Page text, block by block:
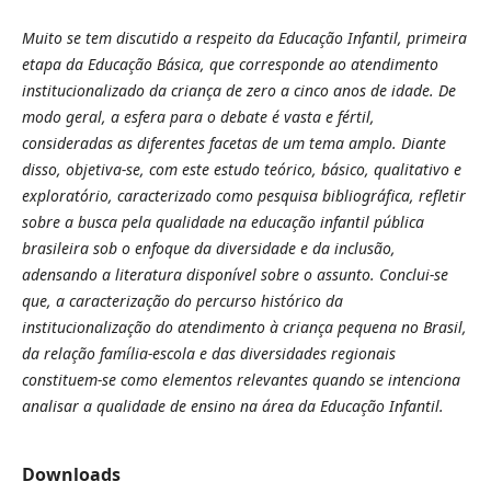
Muito se tem discutido a respeito da Educação Infantil, primeira
etapa da Educação Básica, que corresponde ao atendimento
institucionalizado da criança de zero a cinco anos de idade. De
modo geral, a esfera para o debate é vasta e fértil,
consideradas as diferentes facetas de um tema amplo. Diante
disso, objetiva-se, com este estudo teórico, básico, qualitativo e
exploratório, caracterizado como pesquisa bibliográfica, refletir
sobre a busca pela qualidade na educação infantil pública
brasileira sob o enfoque da diversidade e da inclusão,
adensando a literatura disponível sobre o assunto. Conclui-se
que, a caracterização do percurso histórico da
institucionalização do atendimento à criança pequena no Brasil,
da relação família-escola e das diversidades regionais
constituem-se como elementos relevantes quando se intenciona
analisar a qualidade de ensino na área da Educação Infantil.
Downloads